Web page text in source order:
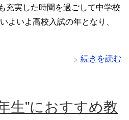
充実した時間を過ごして中学校
よいよ高校入試の年となり、
続きを読む
生”におすすめ教